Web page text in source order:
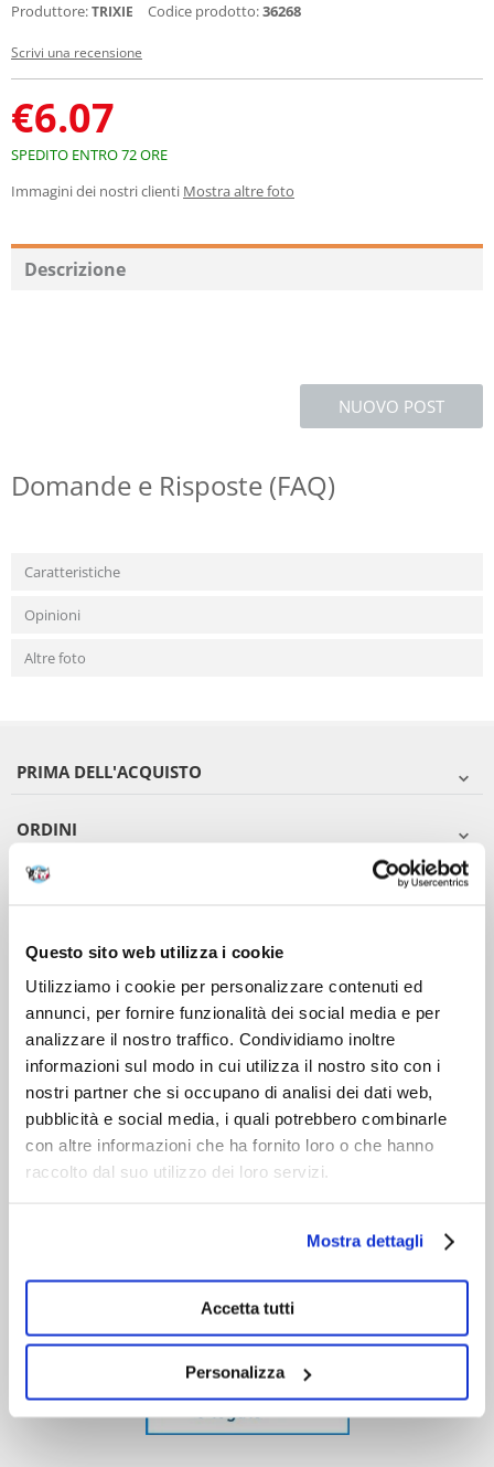
Questo sito web utilizza i cookie
Utilizziamo i cookie per personalizzare contenuti ed
annunci, per fornire funzionalità dei social media e per
analizzare il nostro traffico. Condividiamo inoltre
informazioni sul modo in cui utilizza il nostro sito con i
nostri partner che si occupano di analisi dei dati web,
pubblicità e social media, i quali potrebbero combinarle
con altre informazioni che ha fornito loro o che hanno
raccolto dal suo utilizzo dei loro servizi.
Mostra dettagli
Accetta tutti
Personalizza
Produttore:TRIXIE Codice prodotto:36268
Scrivi una recensione
€6.07
SPEDITO ENTRO 72 ORE
Immagini dei nostri clienti Mostra altre foto
Descrizione
NUOVO POST
Domande e Risposte (FAQ)
Caratteristiche
Opinioni
Altre foto
PRIMA DELL'ACQUISTO
ORDINI
DOPO L'ACQUISTO
VIENI A CONOSCERCI